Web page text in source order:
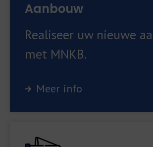
Aanbouw
Realiseer uw nieuwe
met MNKB.
Meer info